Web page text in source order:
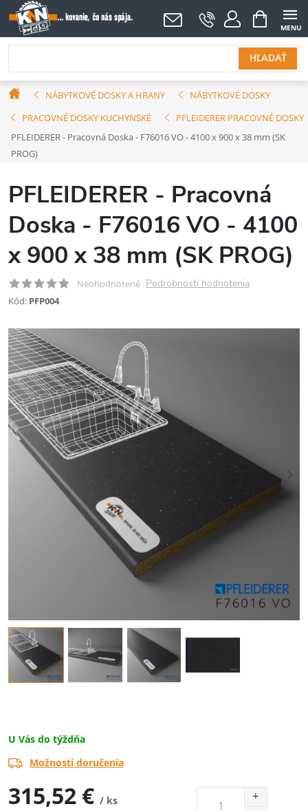
Prejsť
na
obsah
HĽADAŤ
NÁKUPNÝ
KOŠÍK
DomovNÁBYTKOVÉ DOSKY A HRANY
NÁBYTKOVÉ DOSKY
PRACOVNÉ DOSKY KUCHYNSKÉ
PFLEIDERER PRACOVNÉ DOSKY
PFLEIDERER - Pracovná Doska - F76016 VO - 4100 x 900 x 38 mm (SK
PROG)
PFLEIDERER - Pracovná
Doska - F76016 VO - 4100
x 900 x 38 mm (SK PROG)
Neohodnotené Podrobnosti hodnotenia
Kód: PFP004
U Vás do týždňa
Možnosti doručenia
315,52 € / ks